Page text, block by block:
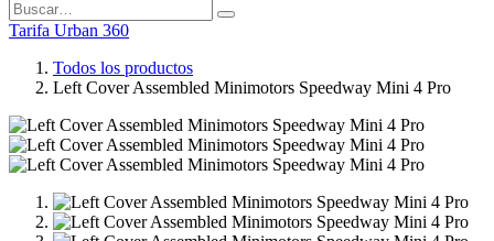
Tarifa Urban 360
Todos los productos
Left Cover Assembled Minimotors Speedway Mini 4 Pro